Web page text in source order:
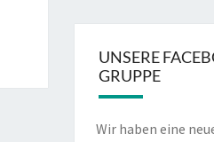
UNSERE
GRUPPE
Wir haben eine